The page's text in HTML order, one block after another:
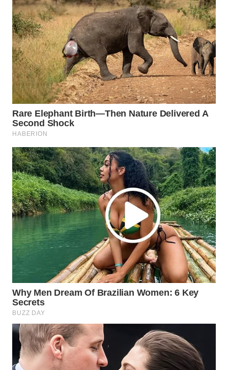
WN
TAPANULI
UTARA
WN
SAMOSIR
WN
LAWAS
WN
SUMEDANG
WN
CIANJUR
WN
KEPULAUAN
SERIBU
WN
TANGERANG
WN
BINJAI
WN
CIREBON